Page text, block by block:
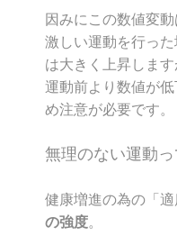
因みにこの数値変
激しい運動を行っ
は大きく上昇しま
運動前より数値が
め注意が必要です。
無理のない運動
健康増進の為の「
の強度。